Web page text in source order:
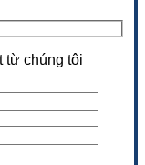
từ chúng tôi